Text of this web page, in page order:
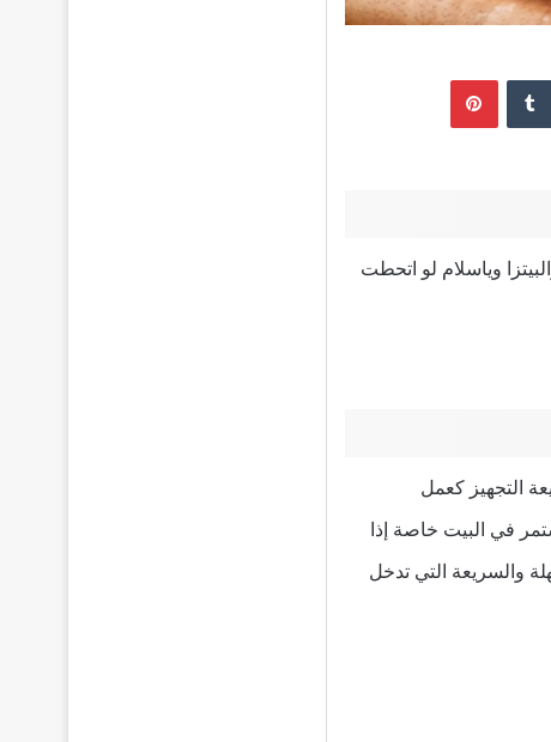
‏Tumblr بينتيريست
وياسلام لو اتحطت
التجهيز كعمل
في البيت خاصة إذا
والسريعة التي تدخل